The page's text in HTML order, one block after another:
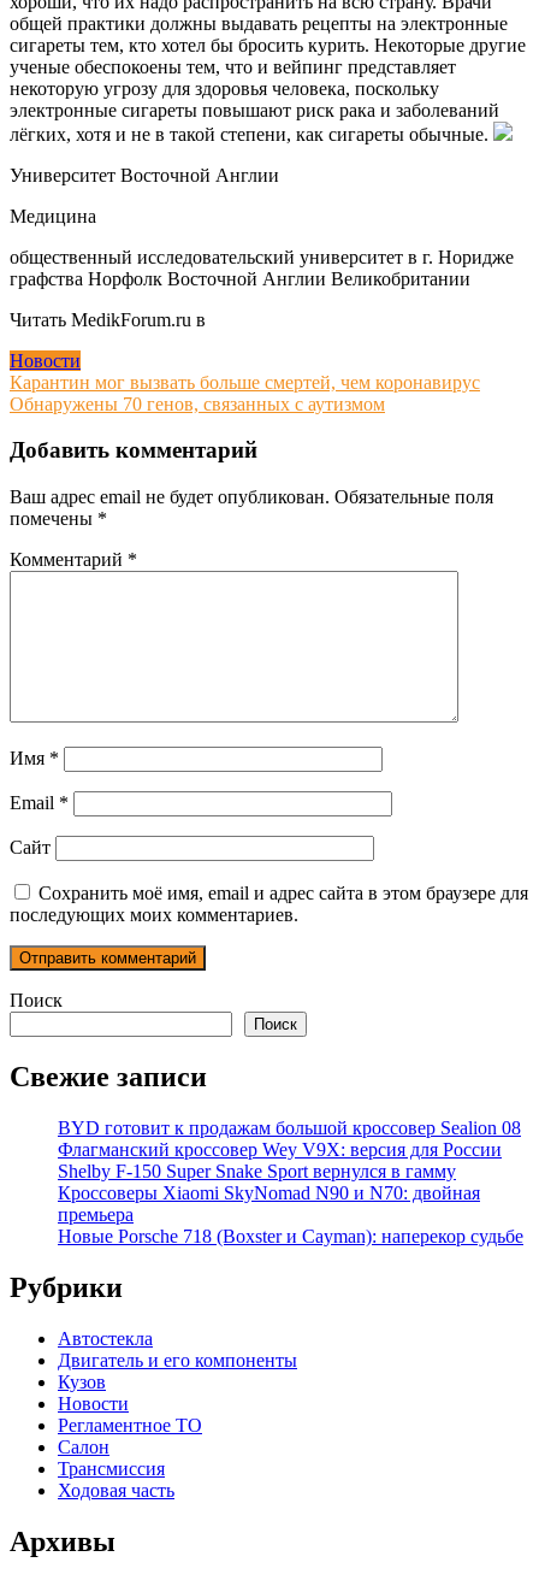
общей практики должны выдавать рецепты на электронные
сигареты тем, кто хотел бы бросить курить. Некоторые другие
ученые обеспокоены тем, что и вейпинг представляет
некоторую угрозу для здоровья человека, поскольку
электронные сигареты повышают риск рака и заболеваний
лёгких, хотя и не в такой степени, как сигареты обычные.
Университет Восточной Англии
Медицина
общественный исследовательский университет в г. Норидже
графства Норфолк Восточной Англии Великобритании
Читать MedikForum.ru в
Новости
Навигация
по
записям
Карантин мог вызвать больше смертей, чем коронавирус
Обнаружены 70 генов, связанных с аутизмом
Добавить комментарий
Ваш адрес email не будет опубликован. Обязательные поля
помечены *
Комментарий *
Имя *
Email *
Сайт
Сохранить моё имя, email и адрес сайта в этом браузере для
последующих моих комментариев.
Поиск
Поиск
Свежие записи
BYD готовит к продажам большой кроссовер Sealion 08
Флагманский кроссовер Wey V9X: версия для России
Shelby F-150 Super Snake Sport вернулся в гамму
Кроссоверы Xiaomi SkyNomad N90 и N70: двойная
премьера
Новые Porsche 718 (Boxster и Cayman): наперекор судьбе
Рубрики
Автостекла
Двигатель и его компоненты
Кузов
Новости
Регламентное ТО
Салон
Трансмиссия
Ходовая часть
Архивы